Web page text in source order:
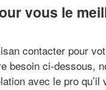
vous le
contacter pour
besoin ci-dessous,
avec le pro qu’il